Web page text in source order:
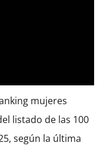
mujeres
listado de las 100
según la última